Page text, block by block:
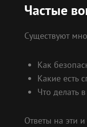
Частые
Существуют
Как
Какие есть
Что делать
Ответы на эти